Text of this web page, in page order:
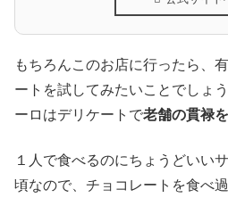
もちろんこのお店に行ったら、
ートを試してみたいことでしょ
ーロはデリケートで老舗の貫禄
１人で食べるのにちょうどいい
頃なので、チョコレートを食べ